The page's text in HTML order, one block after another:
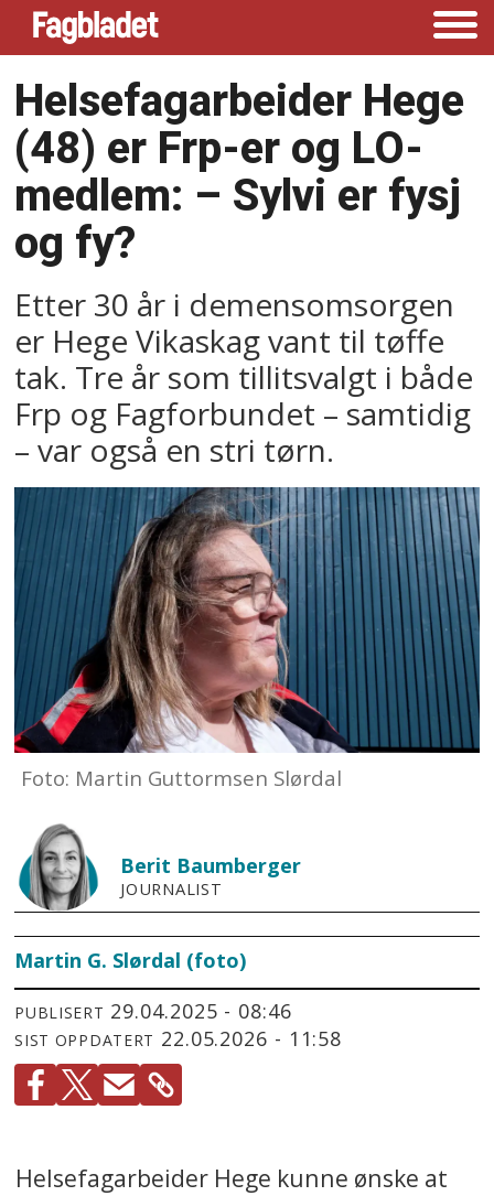
Helsefagarbeider Hege
(48) er Frp-er og LO-
medlem: –⁠ Sylvi er fysj
og fy?
Etter 30 år i demensomsorgen
er Hege Vikaskag vant til tøffe
tak. Tre år som tillitsvalgt i både
Frp og Fagforbundet – samtidig
– var også en stri tørn.
Foto: Martin Guttormsen Slørdal
Berit Baumberger
JOURNALIST
Martin G. Slørdal (foto)
PUBLISERT 29.04.2025 - 08:46
SIST OPPDATERT 22.05.2026 - 11:58
Helsefagarbeider Hege kunne ønske at